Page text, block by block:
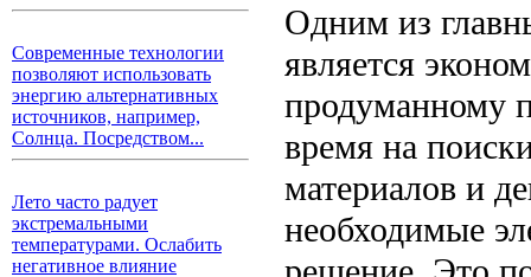
Современные технологии
позволяют использовать
энергию альтернативных
источников, например,
Солнца. Посредством...
Лето часто радует
экстремальными
температурами. Ослабить
негативное влияние
Одним из
является
продуманному
время на
материалов и
необходимые